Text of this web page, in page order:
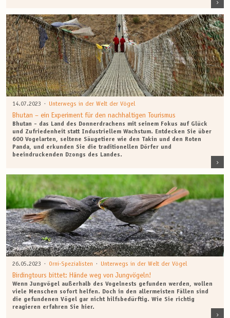
14.07.2023 · Unterwegs in der Welt der Vögel
Bhutan – ein Experiment für den nachhaltigen Tourismus
Bhutan - das Land des Donnerdrachens mit seinem Fokus auf Glück
und Zufriedenheit statt Industriellem Wachstum. Entdecken Sie über
600 Vogelarten, seltene Säugetiere wie den Takin und den Roten
Panda, und erkunden Sie die traditionellen Dörfer und
beeindruckenden Dzongs des Landes.
26.05.2023 · Orni-Spezialisten · Unterwegs in der Welt der Vögel
Birdingtours bittet: Hände weg von Jungvögeln!
Wenn Jungvögel außerhalb des Vogelnests gefunden werden, wollen
viele Menschen sofort helfen. Doch in den allermeisten Fällen sind
die gefundenen Vögel gar nicht hilfsbedürftig. Wie Sie richtig
reagieren erfahren Sie hier.